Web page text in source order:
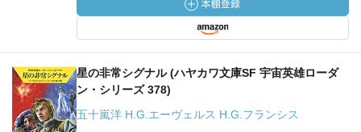
星の非常シグナル (ハヤカワ文庫SF 宇宙英雄ローダ
ン・シリーズ 378)
五十嵐洋 H.G.エーヴェルス H.G.フランシス